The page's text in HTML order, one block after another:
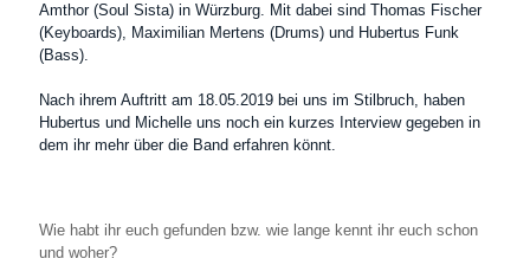
Amthor (Soul Sista) in Würzburg. Mit dabei sind Thomas Fischer
(Keyboards), Maximilian Mertens (Drums) und Hubertus Funk
(Bass).
Nach ihrem Auftritt am 18.05.2019 bei uns im Stilbruch, haben
Hubertus und Michelle uns noch ein kurzes Interview gegeben in
dem ihr mehr über die Band erfahren könnt.
Wie habt ihr euch gefunden bzw. wie lange kennt ihr euch schon
und woher?